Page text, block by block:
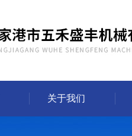
关于我们